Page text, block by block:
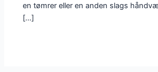
en tømrer eller en anden slags
[…]